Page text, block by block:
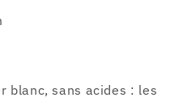
blanc, sans acides : les